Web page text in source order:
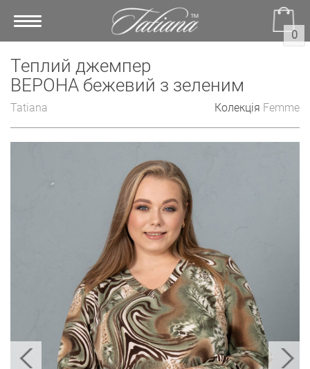
Toggle
0
Теплий джемпер
ВЕРОНА бежевий з зеленим
Tatiana Колекція Femme